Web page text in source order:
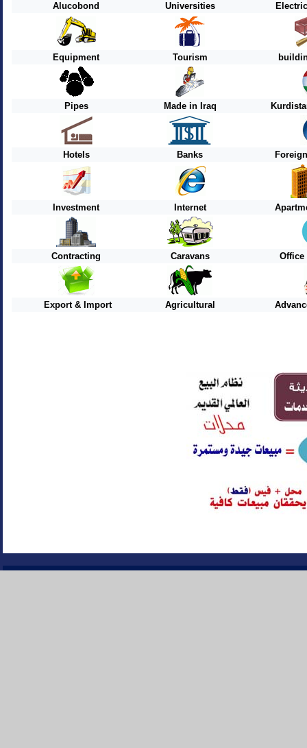
Alucobond Universities
Equipment Tourism
Pipes Made in Iraq
Hotels Banks Foreign
Investment Internet
Contracting Caravans Office
Export & Import Agricultural